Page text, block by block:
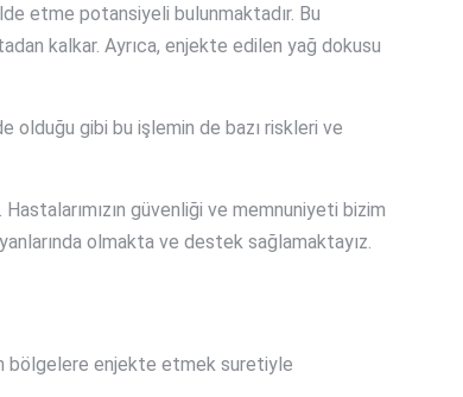
etme potansiyeli bulunmaktadır. Bu
kalkar. Ayrıca, enjekte edilen yağ dokusu
olduğu gibi bu işlemin de bazı riskleri ve
güvenliği ve memnuniyeti bizim
olmakta ve destek sağlamaktayız.
bölgelere enjekte etmek suretiyle